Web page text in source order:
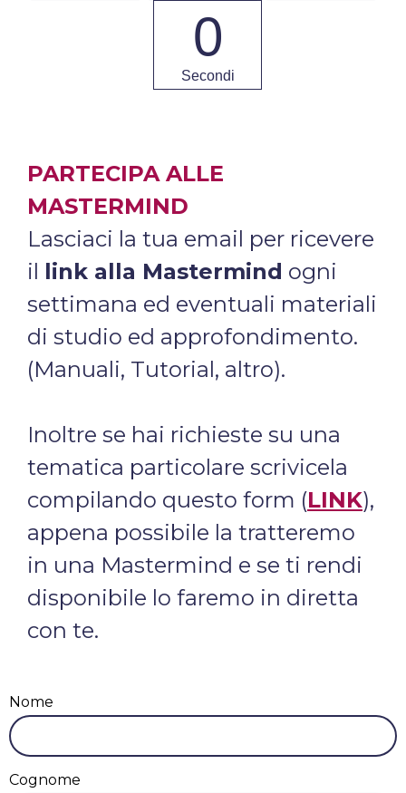
0
Secondi
PARTECIPA ALLE
MASTERMIND
Lasciaci la tua email per ricevere
il link alla Mastermind ogni
settimana ed eventuali materiali
di studio ed approfondimento.
(Manuali, Tutorial, altro).
Inoltre se hai richieste su una
tematica particolare scrivicela
compilando questo form (LINK),
appena possibile la tratteremo
in una Mastermind e se ti rendi
disponibile lo faremo in diretta
con te.
Nome
Cognome